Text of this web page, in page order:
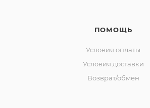
ПОМОЩЬ
Условия оплаты
Условия доставки
Возврат/обмен